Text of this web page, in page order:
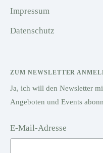
Impressum
Datenschutz
ZUM NEWSLETTER
Ja, ich will den Newsletter
Angeboten und Events
E-Mail-Adresse